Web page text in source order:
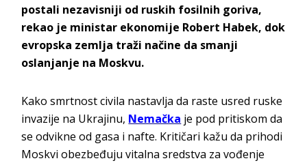
postali nezavisniji od ruskih fosilnih goriva,
rekao je ministar ekonomije Robert Habek, dok
evropska zemlja traži načine da smanji
oslanjanje na Moskvu.
Kako smrtnost civila nastavlja da raste usred ruske
invazije na Ukrajinu, Nemačka je pod pritiskom da
se odvikne od gasa i nafte. Kritičari kažu da prihodi
Moskvi obezbeđuju vitalna sredstva za vođenje